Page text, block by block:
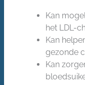
Kan
het LDL-
Kan
gezonde
Kan